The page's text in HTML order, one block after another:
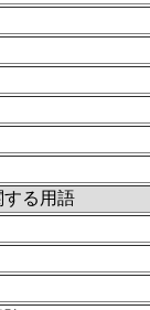
する用語